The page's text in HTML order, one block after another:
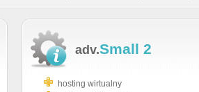
adv.Small 2
hosting wirtualny